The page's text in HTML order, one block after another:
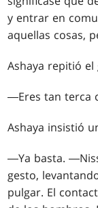
y entrar en
aquellas cosas,
Ashaya repitió el
―Eres tan terca
Ashaya insistió
―Ya basta.
gesto,
pulgar. El